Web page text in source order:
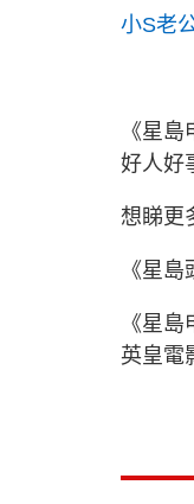
小S老
《星
好人好
想睇更
《星
《星
英皇電